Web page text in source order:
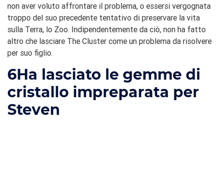
non aver voluto affrontare il problema, o essersi vergognata
troppo del suo precedente tentativo di preservare la vita
sulla Terra, lo Zoo. Indipendentemente da ciò, non ha fatto
altro che lasciare The Cluster come un problema da risolvere
per suo figlio.
6Ha lasciato le gemme di
cristallo impreparata per
Steven